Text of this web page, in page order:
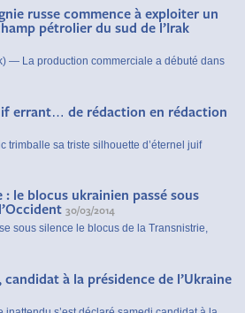
russe commence à exploiter un
pétrolier du sud de l’Irak
— La production commerciale a débuté dans
errant… de rédaction en rédaction
trimballe sa triste silhouette d’éternel juif
le blocus ukrainien passé sous
30/03/2014
sous silence le blocus de la Transnistrie,
candidat à la présidence de l’Ukraine